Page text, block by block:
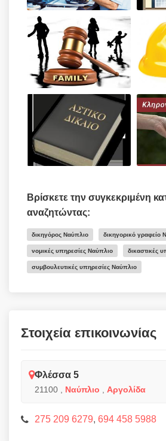
Βρίσκετε την συγκεκριμένη
αναζητώντας:
δικηγόρος Ναύπλιο δικηγορικό γραφείο
νομικές υπηρεσίες Ναύπλιο δικαστικές
συμβουλευτικές υπηρεσίες Ναύπλιο
Στοιχεία επικοινωνίας
Φλέσσα 5
21100 Ναύπλιο Αργολίδα
275 209 6279, 694 458 5988